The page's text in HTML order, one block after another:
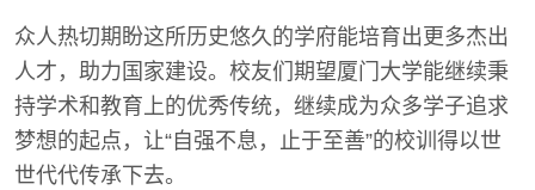
众人热切期盼这所历史悠久的学府能培育出更多杰出
人才，助力国家建设。校友们期望厦门大学能继续秉
持学术和教育上的优秀传统，继续成为众多学子追求
梦想的起点，让“自强不息，止于至善”的校训得以世
世代代传承下去。